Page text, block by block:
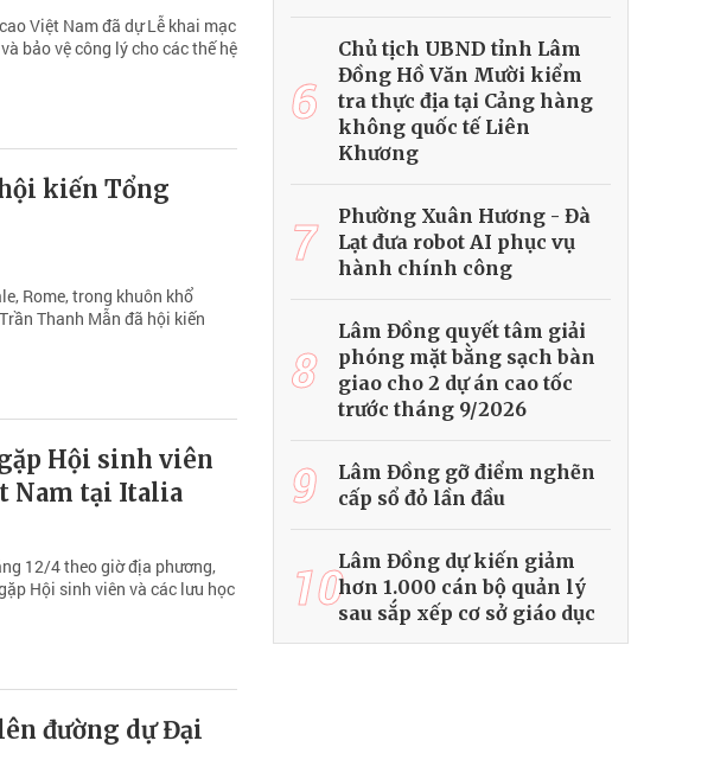
Việt Nam đã dự Lễ khai mạc
bảo vệ công lý cho các thế hệ
kiến Tổng
Rome, trong khuôn khổ
Thanh Mẫn đã hội kiến
Hội sinh viên
Nam tại Italia
12/4 theo giờ địa phương,
Hội sinh viên và các lưu học
đường dự Đại
6
Chủ tịch UBND tỉnh Lâm
Đồng Hồ Văn Mười kiểm
tra thực địa tại Cảng hàng
không quốc tế Liên
Khương
7
Phường Xuân Hương - Đà
Lạt đưa robot AI phục vụ
hành chính công
8
Lâm Đồng quyết tâm giải
phóng mặt bằng sạch bàn
giao cho 2 dự án cao tốc
trước tháng 9/2026
9
Lâm Đồng gỡ điểm nghẽn
cấp sổ đỏ lần đầu
10Lâm Đồng dự kiến giảm
hơn 1.000 cán bộ quản lý
sau sắp xếp cơ sở giáo dục